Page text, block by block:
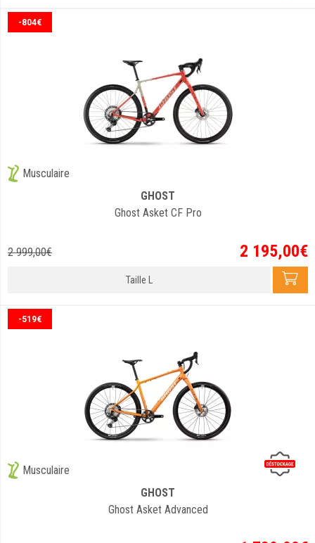
-804€
Musculaire
GHOST
Ghost Asket CF Pro
2 999,00€ 2 195,00€
Taille L
-519€
Musculaire
GHOST
Ghost Asket Advanced